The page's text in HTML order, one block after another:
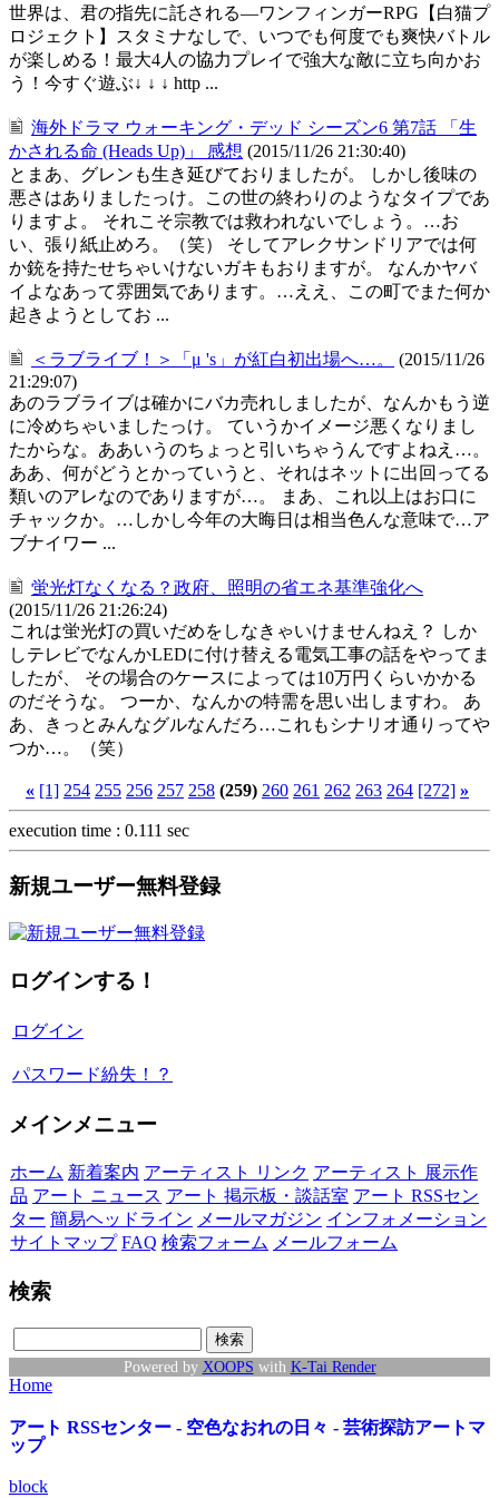
世界は、君の指先に託される―ワンフィンガーRPG【白猫プ
ロジェクト】スタミナなしで、いつでも何度でも爽快バトル
が楽しめる！最大4人の協力プレイで強大な敵に立ち向かお
う！今すぐ遊ぶ↓ ↓ ↓ http ...
海外ドラマ ウォーキング・デッド シーズン6 第7話 「生
かされる命 (Heads Up)」 感想 (2015/11/26 21:30:40)
とまあ、グレンも生き延びておりましたが。 しかし後味の
悪さはありましたっけ。この世の終わりのようなタイプであ
りますよ。 それこそ宗教では救われないでしょう。…お
い、張り紙止めろ。（笑） そしてアレクサンドリアでは何
か銃を持たせちゃいけないガキもおりますが。 なんかヤバ
イよなあって雰囲気であります。…ええ、この町でまた何か
起きようとしてお ...
＜ラブライブ！＞「μ 's」が紅白初出場へ…。
(2015/11/26
21:29:07)
あのラブライブは確かにバカ売れしましたが、なんかもう逆
に冷めちゃいましたっけ。 ていうかイメージ悪くなりまし
たからな。ああいうのちょっと引いちゃうんですよねえ…。
ああ、何がどうとかっていうと、それはネットに出回ってる
類いのアレなのでありますが…。 まあ、これ以上はお口に
チャックか。…しかし今年の大晦日は相当色んな意味で…ア
ブナイワー ...
蛍光灯なくなる？政府、照明の省エネ基準強化へ
(2015/11/26 21:26:24)
これは蛍光灯の買いだめをしなきゃいけませんねえ？ しか
しテレビでなんかLEDに付け替える電気工事の話をやってま
したが、 その場合のケースによっては10万円くらいかかる
のだそうな。 つーか、なんかの特需を思い出しますわ。 あ
あ、きっとみんなグルなんだろ…これもシナリオ通りってや
つか…。（笑）
« [1] 254 255 256 257 258 (259) 260 261 262 263 264 [272] »
execution time : 0.111 sec
新規ユーザー無料登録
ログインする！
ログイン
パスワード紛失！？
メインメニュー
ホーム 新着案内 アーティスト リンク アーティスト 展示作
品 アート ニュース アート 掲示板・談話室 アート RSSセン
ター 簡易ヘッドライン メールマガジン インフォメーション
サイトマップ FAQ 検索フォーム メールフォーム
検索
Powered by XOOPS with K-Tai Render
Home
アート RSSセンター - 空色なおれの日々 - 芸術探訪アートマ
ップ
block